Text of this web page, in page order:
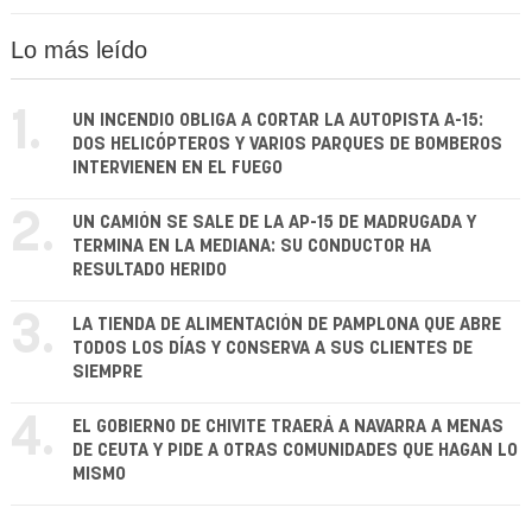
Lo más leído
1.
UN INCENDIO OBLIGA A CORTAR LA AUTOPISTA A-15:
DOS HELICÓPTEROS Y VARIOS PARQUES DE BOMBEROS
INTERVIENEN EN EL FUEGO
2.
UN CAMIÓN SE SALE DE LA AP-15 DE MADRUGADA Y
TERMINA EN LA MEDIANA: SU CONDUCTOR HA
RESULTADO HERIDO
3.
LA TIENDA DE ALIMENTACIÓN DE PAMPLONA QUE ABRE
TODOS LOS DÍAS Y CONSERVA A SUS CLIENTES DE
SIEMPRE
4.
EL GOBIERNO DE CHIVITE TRAERÁ A NAVARRA A MENAS
DE CEUTA Y PIDE A OTRAS COMUNIDADES QUE HAGAN LO
MISMO